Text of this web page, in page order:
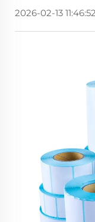
2026-02-13 11:46:52